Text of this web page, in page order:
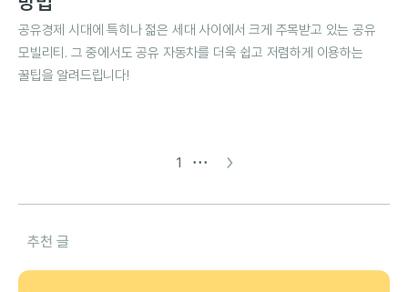
공유경제 시대에 특히나 젊은 세대 사이에서 크게 주목받고 있는 공유
모빌리티. 그 중에서도 공유 자동차를 더욱 쉽고 저렴하게 이용하는
꿀팁을 알려드립니다!
1 ∙∙∙
추천 글